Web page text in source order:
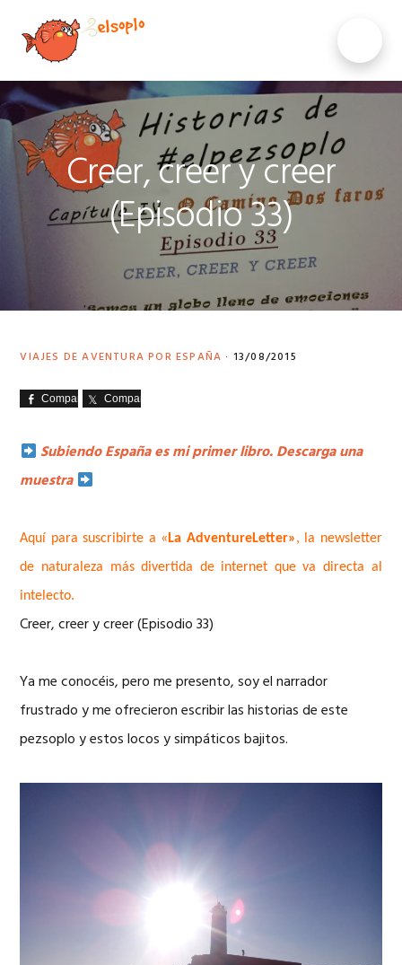
navegación
principal
contenido
principal
de
página
Creer, creer y creer
(Episodio 33)
VIAJES DE AVENTURA POR ESPAÑA · 13/08/2015
Comparte Comparte
Subiendo España es mi primer libro. Descarga una
muestra
Aquí para suscribirte a « La AdventureLetter», la newsletter
de naturaleza más divertida de internet que va directa al
intelecto.
Creer, creer y creer (Episodio 33)
Ya me conocéis, pero me presento, soy el narrador
frustrado y me ofrecieron escribir las historias de este
pezsoplo y estos locos y simpáticos bajitos.